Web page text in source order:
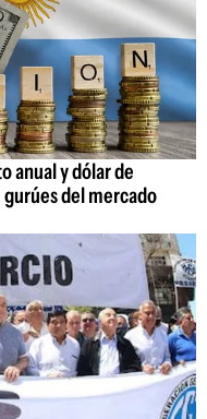
anual y dólar de
del mercado